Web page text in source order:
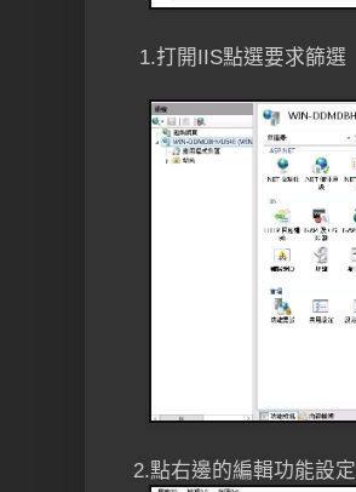
1.打開IIS點選要求篩選
2.點右邊的編輯功能設定